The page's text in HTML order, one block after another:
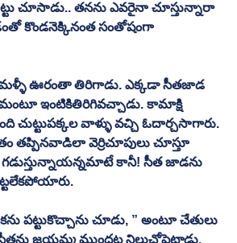
చూసాడు.. తనను ఎవరైనా చూస్తున్నారా
కొండనెక్కినంత సంతోషంగా
మళ్ళీ ఊరంతా తిరిగాడు. ఎక్కడా సీతజాడ
ఇంటికితిరిగివచ్చాడు. కామాక్షి
చుట్టుపక్కల వాళ్ళు వచ్చి ఓదార్చసాగారు.
తప్పినవాడిలా వెర్రిచూపులు చూస్తూ
గడుస్తున్నాయన్నమాటే కానీ! సీత జాడను
పట్టుకొచ్చాను చూడు, ” అంటూ చేతులు
సీతను జయమ్మ ముందట నిలుచోపెట్టాడు.